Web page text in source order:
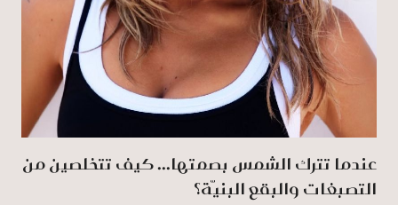
عندما تترك الشمس بصمتها... كيف تتخلصين من
التصبغات والبقع البنيّة؟